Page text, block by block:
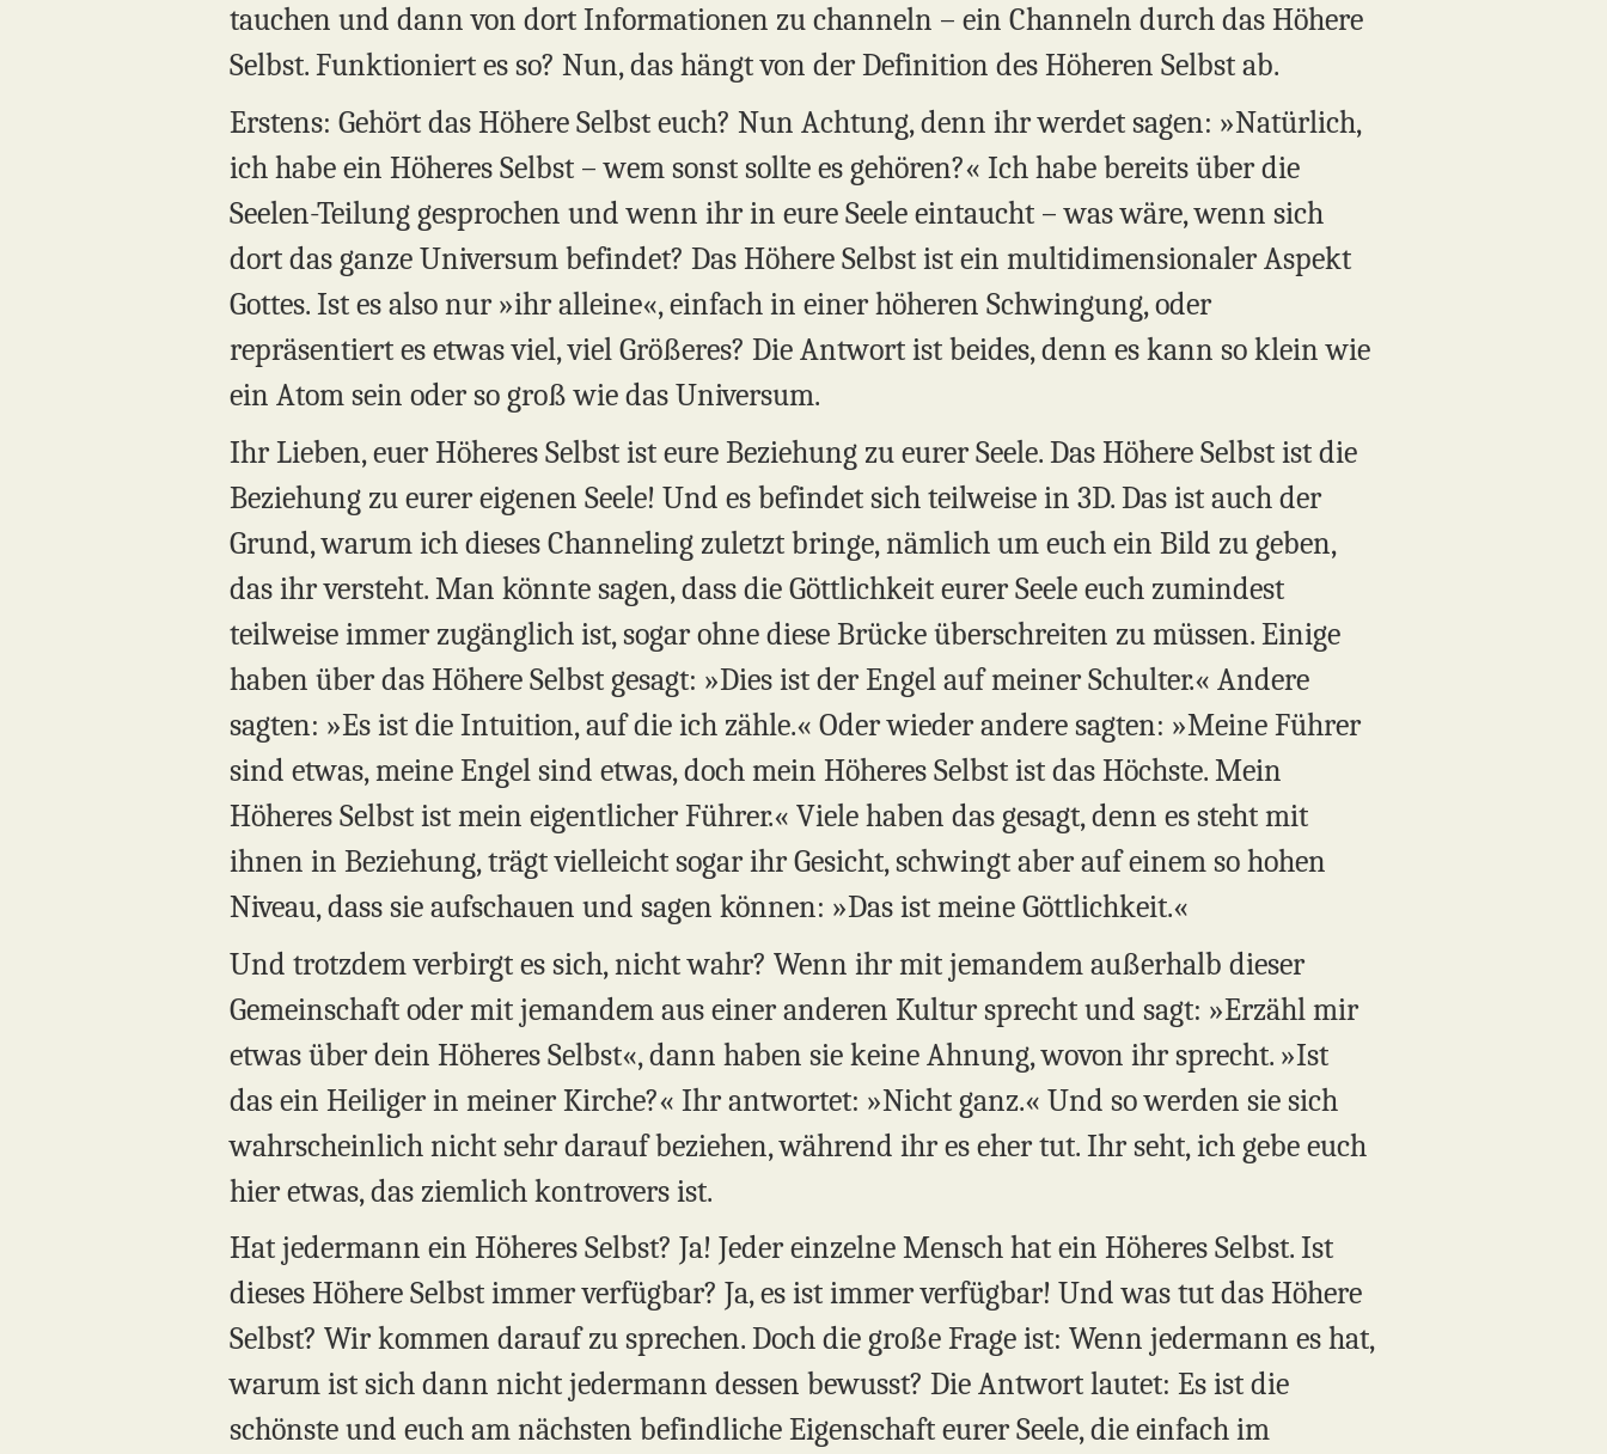
tauchen und dann von dort Informationen zu channeln – ein Channeln durch das Höhere
Selbst. Funktioniert es so? Nun, das hängt von der Definition des Höheren Selbst ab.
Erstens: Gehört das Höhere Selbst euch? Nun Achtung, denn ihr werdet sagen: »Natürlich,
ich habe ein Höheres Selbst – wem sonst sollte es gehören?« Ich habe bereits über die
Seelen-Teilung gesprochen und wenn ihr in eure Seele eintaucht – was wäre, wenn sich
dort das ganze Universum befindet? Das Höhere Selbst ist ein multidimensionaler Aspekt
Gottes. Ist es also nur »ihr alleine«, einfach in einer höheren Schwingung, oder
repräsentiert es etwas viel, viel Größeres? Die Antwort ist beides, denn es kann so klein wie
ein Atom sein oder so groß wie das Universum.
Ihr Lieben, euer Höheres Selbst ist eure Beziehung zu eurer Seele. Das Höhere Selbst ist die
Beziehung zu eurer eigenen Seele! Und es befindet sich teilweise in 3D. Das ist auch der
Grund, warum ich dieses Channeling zuletzt bringe, nämlich um euch ein Bild zu geben,
das ihr versteht. Man könnte sagen, dass die Göttlichkeit eurer Seele euch zumindest
teilweise immer zugänglich ist, sogar ohne diese Brücke überschreiten zu müssen. Einige
haben über das Höhere Selbst gesagt: »Dies ist der Engel auf meiner Schulter.« Andere
sagten: »Es ist die Intuition, auf die ich zähle.« Oder wieder andere sagten: »Meine Führer
sind etwas, meine Engel sind etwas, doch mein Höheres Selbst ist das Höchste. Mein
Höheres Selbst ist mein eigentlicher Führer.« Viele haben das gesagt, denn es steht mit
ihnen in Beziehung, trägt vielleicht sogar ihr Gesicht, schwingt aber auf einem so hohen
Niveau, dass sie aufschauen und sagen können: »Das ist meine Göttlichkeit.«
Und trotzdem verbirgt es sich, nicht wahr? Wenn ihr mit jemandem außerhalb dieser
Gemeinschaft oder mit jemandem aus einer anderen Kultur sprecht und sagt: »Erzähl mir
etwas über dein Höheres Selbst«, dann haben sie keine Ahnung, wovon ihr sprecht. »Ist
das ein Heiliger in meiner Kirche?« Ihr antwortet: »Nicht ganz.« Und so werden sie sich
wahrscheinlich nicht sehr darauf beziehen, während ihr es eher tut. Ihr seht, ich gebe euch
hier etwas, das ziemlich kontrovers ist.
Hat jedermann ein Höheres Selbst? Ja! Jeder einzelne Mensch hat ein Höheres Selbst. Ist
dieses Höhere Selbst immer verfügbar? Ja, es ist immer verfügbar! Und was tut das Höhere
Selbst? Wir kommen darauf zu sprechen. Doch die große Frage ist: Wenn jedermann es hat,
warum ist sich dann nicht jedermann dessen bewusst? Die Antwort lautet: Es ist die
schönste und euch am nächsten befindliche Eigenschaft eurer Seele, die einfach im